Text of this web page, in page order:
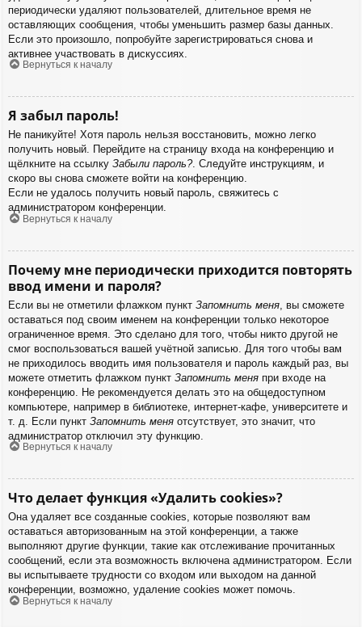
периодически удаляют пользователей, длительное время не
оставляющих сообщения, чтобы уменьшить размер базы данных.
Если это произошло, попробуйте зарегистрироваться снова и
активнее участвовать в дискуссиях.
Вернуться к началу
Я забыл пароль!
Не паникуйте! Хотя пароль нельзя восстановить, можно легко
получить новый. Перейдите на страницу входа на конференцию и
щёлкните на ссылку Забыли пароль?. Следуйте инструкциям, и
скоро вы снова сможете войти на конференцию.
Если не удалось получить новый пароль, свяжитесь с
администратором конференции.
Вернуться к началу
Почему мне периодически приходится повторять
ввод имени и пароля?
Если вы не отметили флажком пункт Запомнить меня , вы сможете
оставаться под своим именем на конференции только некоторое
ограниченное время. Это сделано для того, чтобы никто другой не
смог воспользоваться вашей учётной записью. Для того чтобы вам
не приходилось вводить имя пользователя и пароль каждый раз, вы
можете отметить флажком пункт Запомнить меня при входе на
конференцию. Не рекомендуется делать это на общедоступном
компьютере, например в библиотеке, интернет-кафе, университете и
т. д. Если пункт Запомнить меня отсутствует, это значит, что
администратор отключил эту функцию.
Вернуться к началу
Что делает функция «Удалить cookies»?
Она удаляет все созданные cookies, которые позволяют вам
оставаться авторизованным на этой конференции, а также
выполняют другие функции, такие как отслеживание прочитанных
сообщений, если эта возможность включена администратором. Если
вы испытываете трудности со входом или выходом на данной
конференции, возможно, удаление cookies может помочь.
Вернуться к началу